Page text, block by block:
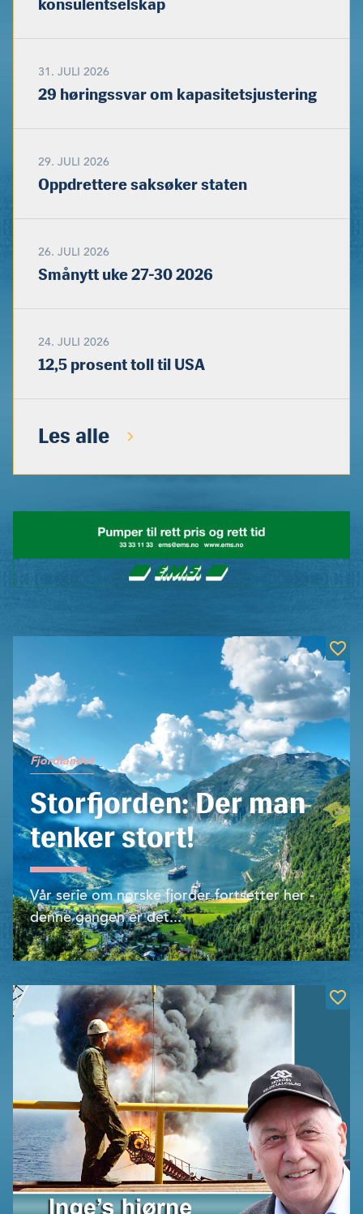
konsulentselskap
31. JULI 2026
29 høringssvar om kapasitetsjustering
29. JULI 2026
Oppdrettere saksøker staten
26. JULI 2026
Smånytt uke 27-30 2026
24. JULI 2026
12,5 prosent toll til USA
Les alle
Fjordlandet
Storfjorden: Der man
tenker stort!
Vår serie om norske fjorder fortsetter her -
denne gangen er det...